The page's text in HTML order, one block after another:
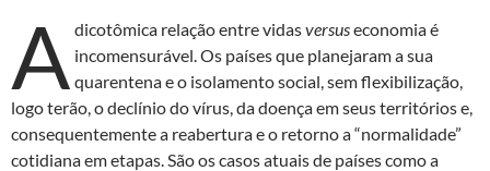
A dicotômica relação entre vidasversuseconomia é
incomensurável. Os países que planejaram a sua
quarentena e o isolamento social, sem flexibilização,
logo terão, o declínio do vírus, da doença em seus territórios e,
consequentemente a reabertura e o retorno a “normalidade”
cotidiana em etapas. São os casos atuais de países como a